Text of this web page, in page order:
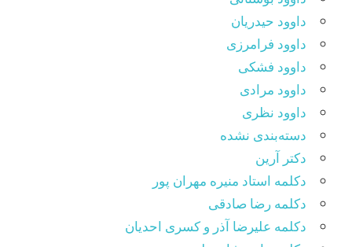
داوود حیدریان
داوود فرامرزی
داوود فشکی
داوود مرادی
داوود نظری
دسته‌بندی نشده
دکتر آرین
دکلمه استاد منیره مهران پور
دکلمه رضا صادقی
دکلمه علیرضا آذر و کسری احدیان